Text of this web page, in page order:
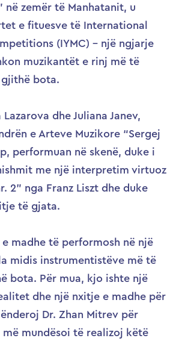
në zemër të Manhatanit, u
e fituesve të International
(IYMC) – një ngjarje
muzikantët e rinj më të
bota.
dhe Juliana Janev,
e Arteve Muzikore “Sergej
performuan në skenë, duke i
me një interpretim virtuoz
2” nga Franz Liszt dhe duke
të gjata.
e madhe të performosh në një
midis instrumentistëve më të
bota. Për mua, kjo ishte një
dhe një nxitje e madhe për
Dr. Zhan Mitrev për
mundësoi të realizoj këtë